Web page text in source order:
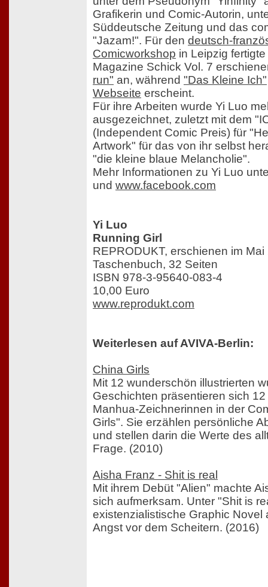
Grafikerin und Comic-Autorin,
Süddeutsche Zeitung und das
"Jazam!". Für den deutsch-
Comicworkshop in Leipzig
Magazine Schick Vol. 7
run" an, während "Das Kleine Ich"
Webseite erscheint.
Für ihre Arbeiten wurde Yi Luo
ausgezeichnet, zuletzt mit dem
(Independent Comic Preis) für
Artwork" für das von ihr selbst
"die kleine blaue Melancholie".
Mehr Informationen zu Yi Luo
und www.facebook.com
Yi Luo
Running Girl
REPRODUKT, erschienen im Mai
Taschenbuch, 32 Seiten
ISBN 978-3-95640-083-4
10,00 Euro
www.reprodukt.com
Weiterlesen auf AVIVA-Berlin:
China Girls
Mit 12 wunderschön illustrierten
Geschichten präsentieren sich
Manhua-Zeichnerinnen in der
Girls". Sie erzählen persönliche
und stellen darin die Werte des
Frage. (2010)
Aisha Franz - Shit is real
Mit ihrem Debüt "Alien" machte
sich aufmerksam. Unter "Shit is
existenzialistische Graphic Novel
Angst vor dem Scheitern. (2016)